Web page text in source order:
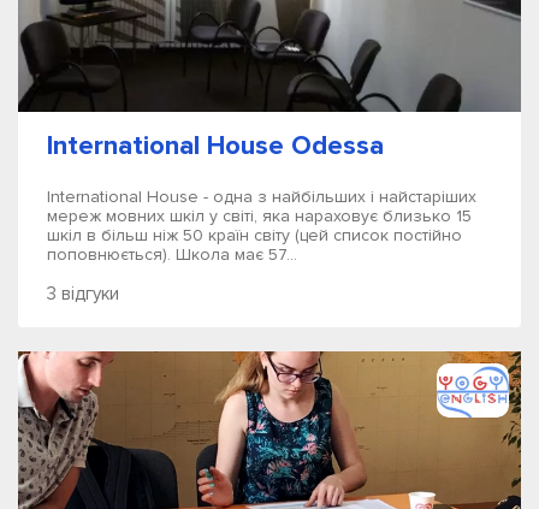
International House Odessa
International House - одна з найбільших і найстаріших
мереж мовних шкіл у світі, яка нараховує близько 15
шкіл в більш ніж 50 країн світу (цей список постійно
поповнюється). Школа має 57...
3 відгуки